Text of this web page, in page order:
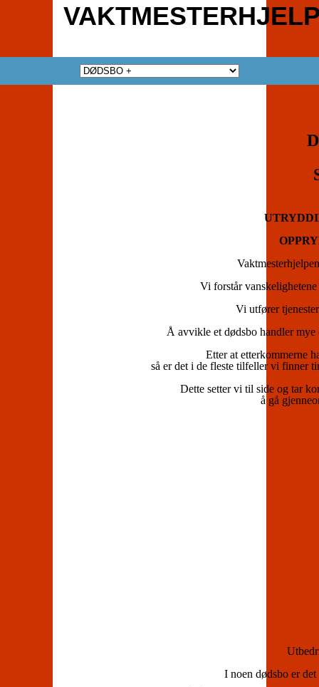
Vi forstår
Vi utfører
Å avvikle et dødsbo handler mye
Etter at etterkommerne
så er det i de fleste tilfeller vi finner
Dette setter vi til side og tar
å gå
I noen dødsbo er